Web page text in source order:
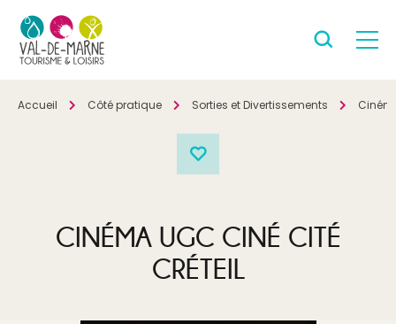
Accueil Côté pratique Sorties et Divertissements
CINÉMA UGC CINÉ CITÉ
CRÉTEIL